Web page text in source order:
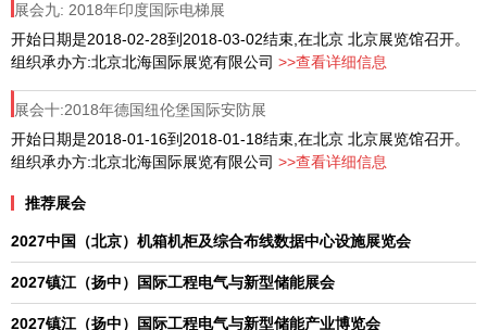
展会九: 2018年印度国际电梯展
开始日期是2018-02-28到2018-03-02结束,在北京 北京展览馆召开。
组织承办方:北京北海国际展览有限公司 >>查看详细信息
展会十:2018年德国纽伦堡国际安防展
开始日期是2018-01-16到2018-01-18结束,在北京 北京展览馆召开。
组织承办方:北京北海国际展览有限公司 >>查看详细信息
推荐展会
2027中国（北京）机箱机柜及综合布线数据中心设施展览会
2027镇江（扬中）国际工程电气与新型储能展会
2027镇江（扬中）国际工程电气与新型储能产业博览会